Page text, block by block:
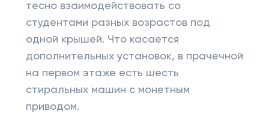
тесно взаимодействовать со
студентами разных возрастов под
одной крышей. Что касается
дополнительных установок, в прачечной
на первом этаже есть шесть
стиральных машин с монетным
приводом.